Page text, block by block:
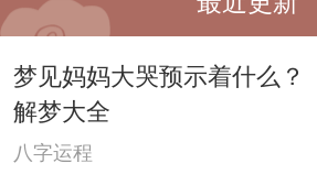
梦见妈妈大哭预示着什么？
解梦大全
八字运程